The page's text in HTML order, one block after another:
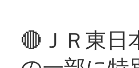
🔴ＪＲ東日